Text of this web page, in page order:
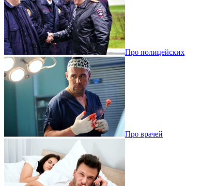
Про полицейских
Про врачей